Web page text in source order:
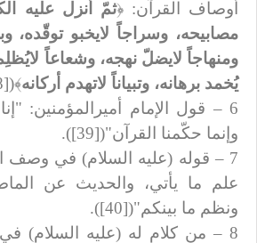
أوصاف القرآن: ﴿ثمّ أنزل عليه
مصابيحه، وسراجاً لايخبو توقّده،
ومنهاجاً لايضلّ نهجه، وشعاعاً
يُخمد برهانه، وتبياناً لاتهدم أركانه﴾([38]).
6 – قول الإمام أميرالمؤمنين:
وإنما حكّمنا القرآن"([39]).
7 – قوله (عليه السلام) في وصف
علم ما يأتي، والحديث عن
ونظم ما بينكم"([40]).
8 – من كلام له (عليه السلام)